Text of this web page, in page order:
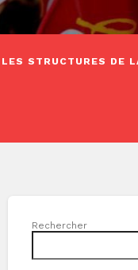
LES STRUCTURES DE
Rechercher